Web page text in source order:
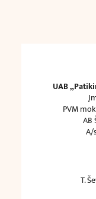
UAB
PVM
AB
A/
T.